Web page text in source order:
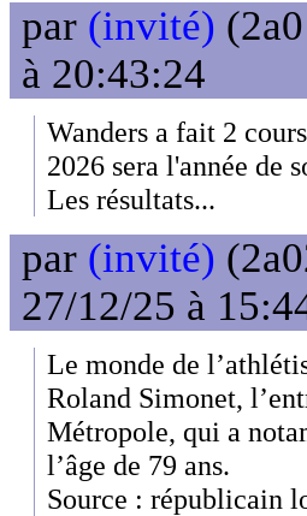
par (invité)
à 20:43:24
Wanders a fait 2
2026 sera l'année de
Les résultats...
par (invité)
27/12/25 à
Le monde de
Roland Simonet,
Métropole, qui a
l’âge de 79 ans.
Source : républicain